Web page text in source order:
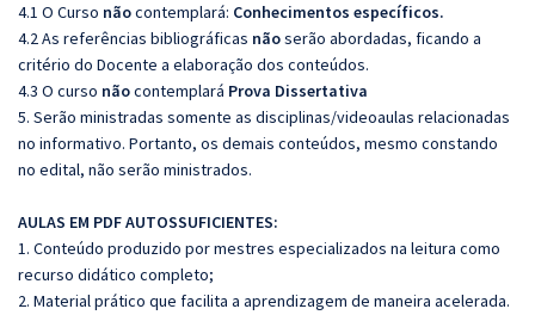
4.1 O Curso nãocontemplará: Conhecimentos específicos.
4.2 As referências bibliográficas nãoserão abordadas, ficando a
critério do Docente a elaboração dos conteúdos.
4.3 O curso nãocontemplará Prova Dissertativa
5. Serão ministradas somente as disciplinas/videoaulas relacionadas
no informativo. Portanto, os demais conteúdos, mesmo constando
no edital, não serão ministrados.
AULAS EM PDF AUTOSSUFICIENTES:
1. Conteúdo produzido por mestres especializados na leitura como
recurso didático completo;
2. Material prático que facilita a aprendizagem de maneira acelerada.